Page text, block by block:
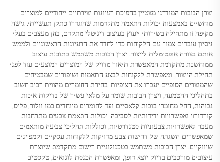
יצרן הבובות המודרני מצטיין בהפיכת רעיונות יצירתיים ייחודיים למוצרים
מוחשיים באמצעות יכולות התאמה מתקדמות שהוגדרו כתקן תעשייתי. גישה
מקיפה זו מתחילה בשירותי ייעוץ בעיצוב דיגיטלי מתקדם, בהן מעצבים בעלי
ניסיון עובדים צמוד עם הלקוחות כדי לחדד את הרעיונות הראשוניים ולממש
אותם בצורה אופטימלית לייצור. יצרן הבובות משתמש בתוכנת עיצוב
ממוחשבת מתקדמת המאפשרת תיאור מדויק של המוצרים המוצעים עוד לפני
תחילת הייצור, ומאפשרת ללקוחות לבצע התאמות ושיפורים שמבטיחים
שהמוצרים הסופיים יעברו את הציפיות. בחירת החומרים מהווית רכיב חשוב
בתהליכי ההטמעה, ויצרן הבובות שומר על מלאי עשיר של בדיקות איכות
גבוהות, החל מחומרי בובות קלאסיים ועד לחומרים מיוחדים כמו וולור, פליס,
קורדורוי ואפשרויות ידידותיות לסביבה. יכולות התאמת צבעים מתרחבות
מעבר לאפשרויות צבעוניות סטנדרטיות, וכוללות תהליכי צביעה מותאמים
שמאפשרים השגתה של דרישות צבע מדויקות ללקוחות עסקיים וקמפיינים
שיווקיים. יצרן הבובות משתמש בטכנולוגיית רישום מתקדמת שיוצרת
עיצובים מורכבים בדיוק יוצא דופן, ומאפשרת הכנסת לוגואים, טקסטים